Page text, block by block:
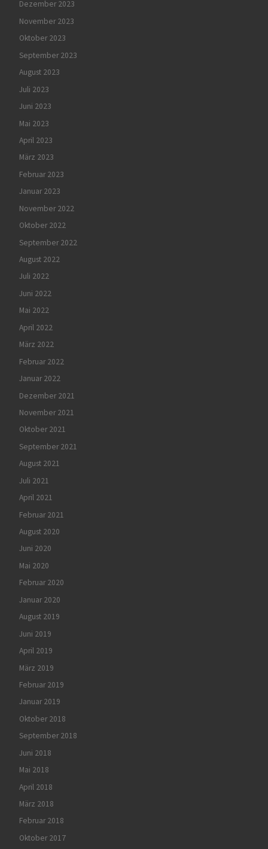
Dezember 2023
November 2023
Oktober 2023
September 2023
August 2023
Juli 2023
Juni 2023
Mai 2023
April 2023
März 2023
Februar 2023
Januar 2023
November 2022
Oktober 2022
September 2022
August 2022
Juli 2022
Juni 2022
Mai 2022
April 2022
März 2022
Februar 2022
Januar 2022
Dezember 2021
November 2021
Oktober 2021
September 2021
August 2021
Juli 2021
April 2021
Februar 2021
August 2020
Juni 2020
Mai 2020
Februar 2020
Januar 2020
August 2019
Juni 2019
April 2019
März 2019
Februar 2019
Januar 2019
Oktober 2018
September 2018
Juni 2018
Mai 2018
April 2018
März 2018
Februar 2018
Oktober 2017